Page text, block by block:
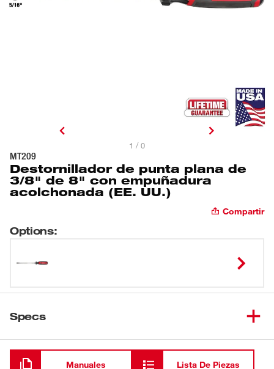
1 / 0
MT209
Destornillador de punta plana de
3/8" de 8" con empuñadura
acolchonada (EE. UU.)
Compartir
Options:
Specs
Cargando
Manuales Lista De Piezas